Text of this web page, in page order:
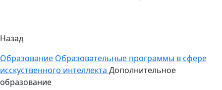
Назад
Образование Образовательные программы в сфере
исскуственного интеллекта Дополнительное
образование